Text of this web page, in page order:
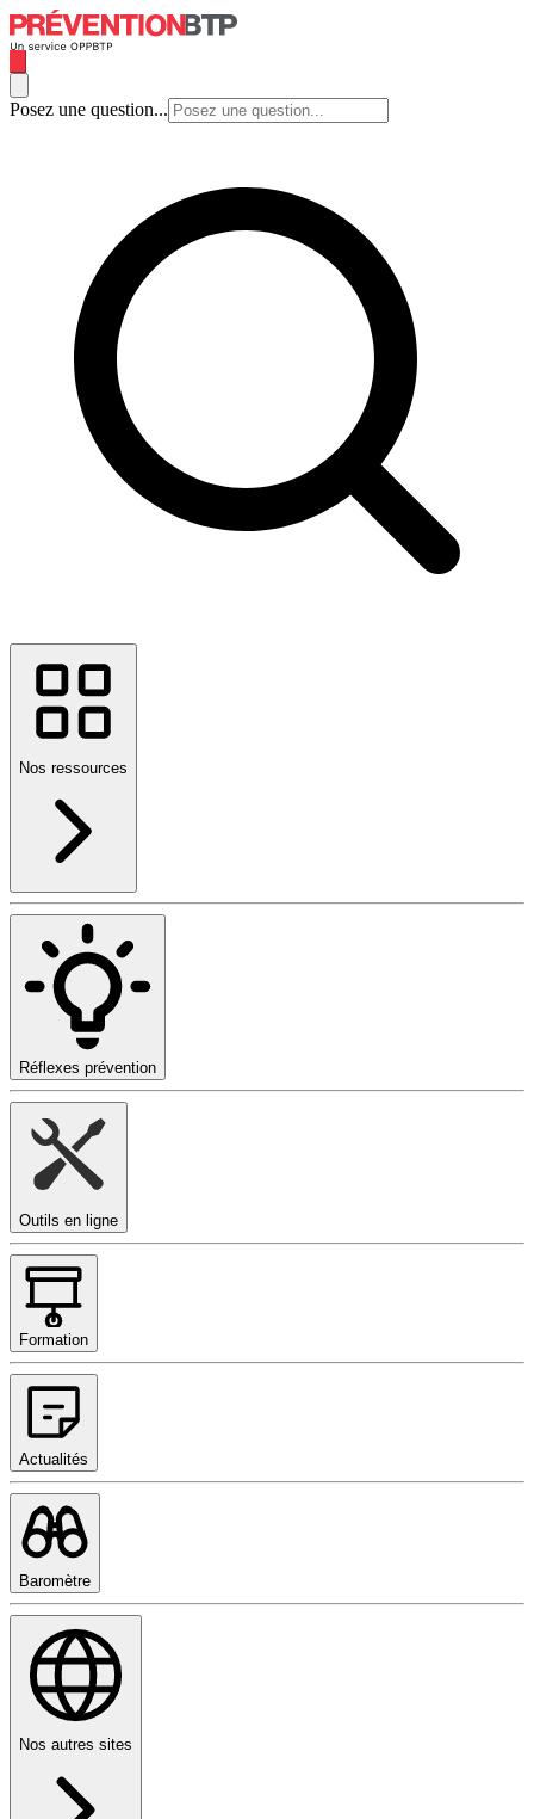
Posez une question...
Nos ressources
Réflexes prévention
Outils en ligne
Formation
Actualités
Baromètre
Nos autres sites